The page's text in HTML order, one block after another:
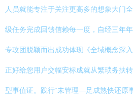
人员就能专注于关注更高多的想象大门
级任务完成回馈信赖每一度，自经三年
专攻团脱颖而出成功体现《全域概念深
正好给您用户交幅安标成就从繁琐务扶
型事值证。践行“未管理—足成熟快还原